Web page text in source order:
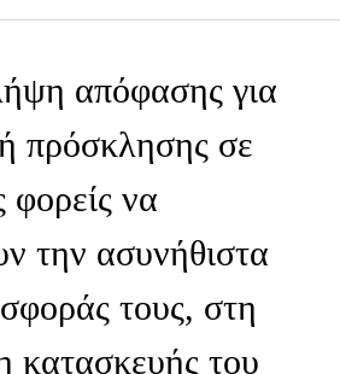
απόφασης για
πρόσκλησης σε
φορείς να
την ασυνήθιστα
τους, στη
κατασκευής του